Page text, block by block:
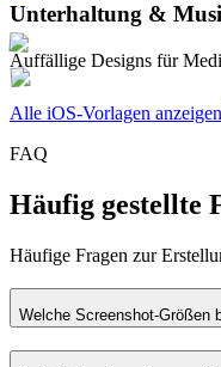
Unterhaltung &
Auffällige Designs für
Alle iOS-Vorlagen anzeigen
FAQ
Häufig gestellte
Häufige Fragen zur
Welche Screenshot-Größen